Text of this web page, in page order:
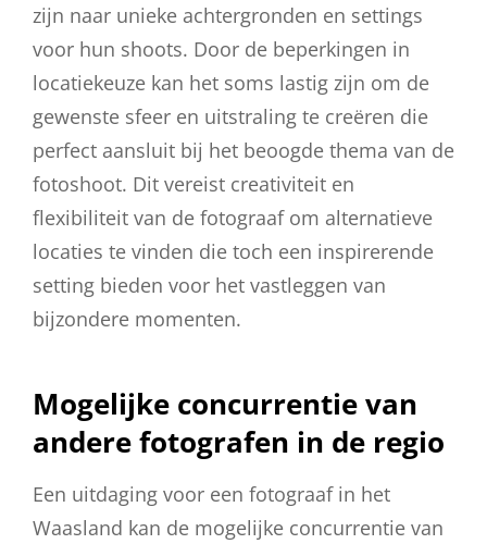
zijn naar unieke achtergronden en settings
voor hun shoots. Door de beperkingen in
locatiekeuze kan het soms lastig zijn om de
gewenste sfeer en uitstraling te creëren die
perfect aansluit bij het beoogde thema van de
fotoshoot. Dit vereist creativiteit en
flexibiliteit van de fotograaf om alternatieve
locaties te vinden die toch een inspirerende
setting bieden voor het vastleggen van
bijzondere momenten.
Mogelijke concurrentie van
andere fotografen in de regio
Een uitdaging voor een fotograaf in het
Waasland kan de mogelijke concurrentie van